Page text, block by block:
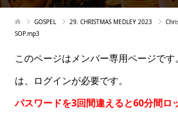
GOSPEL 29. CHRISTMAS MEDLEY 2023
SOP.mp3
このページはメンバー専用ページで
は、ログインが必要です。
パスワードを3回間違えると60分間ロ